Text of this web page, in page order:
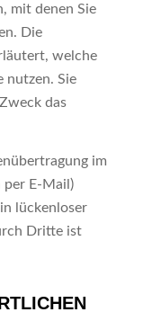
mit denen Sie
Die
welche
nutzen. Sie
das
im
per E-Mail)
lückenloser
Dritte ist